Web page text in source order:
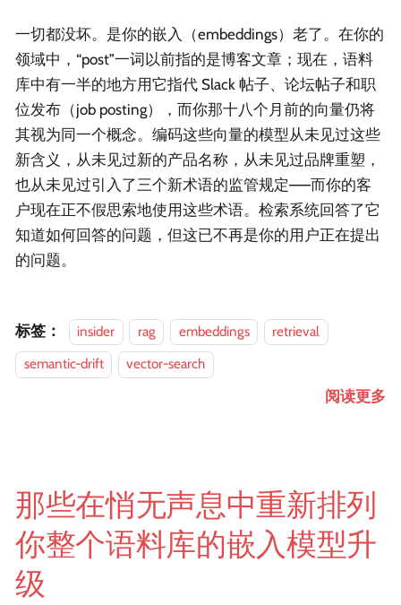
一切都没坏。是你的嵌入（embeddings）老了。在你的
领域中，“post”一词以前指的是博客文章；现在，语料
库中有一半的地方用它指代 Slack 帖子、论坛帖子和职
位发布（job posting），而你那十八个月前的向量仍将
其视为同一个概念。编码这些向量的模型从未见过这些
新含义，从未见过新的产品名称，从未见过品牌重塑，
也从未见过引入了三个新术语的监管规定——而你的客
户现在正不假思索地使用这些术语。检索系统回答了它
知道如何回答的问题，但这已不再是你的用户正在提出
的问题。
标签： insider rag embeddings
retrieval
semantic-drift
vector-search
阅读更多
那些在悄无声息中重新排列
你整个语料库的嵌入模型升
级